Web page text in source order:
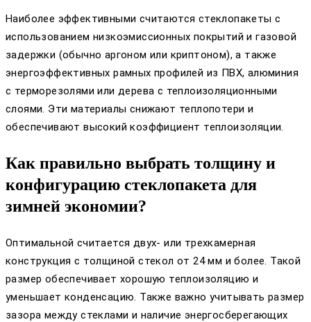
Наиболее эффективными считаются стеклопакеты с
использованием низкоэмиссионных покрытий и газовой
задержки (обычно аргоном или криптоном), а также
энергоэффективных рамных профилей из ПВХ, алюминия
с терморезолями или дерева с теплоизоляционными
слоями. Эти материалы снижают теплопотери и
обеспечивают высокий коэффициент теплоизоляции.
Как правильно выбрать толщину и
конфигурацию стеклопакета для
зимней экономии?
Оптимальной считается двух- или трехкамерная
конструкция с толщиной стекол от 24 мм и более. Такой
размер обеспечивает хорошую теплоизоляцию и
уменьшает конденсацию. Также важно учитывать размер
зазора между стеклами и наличие энергосберегающих